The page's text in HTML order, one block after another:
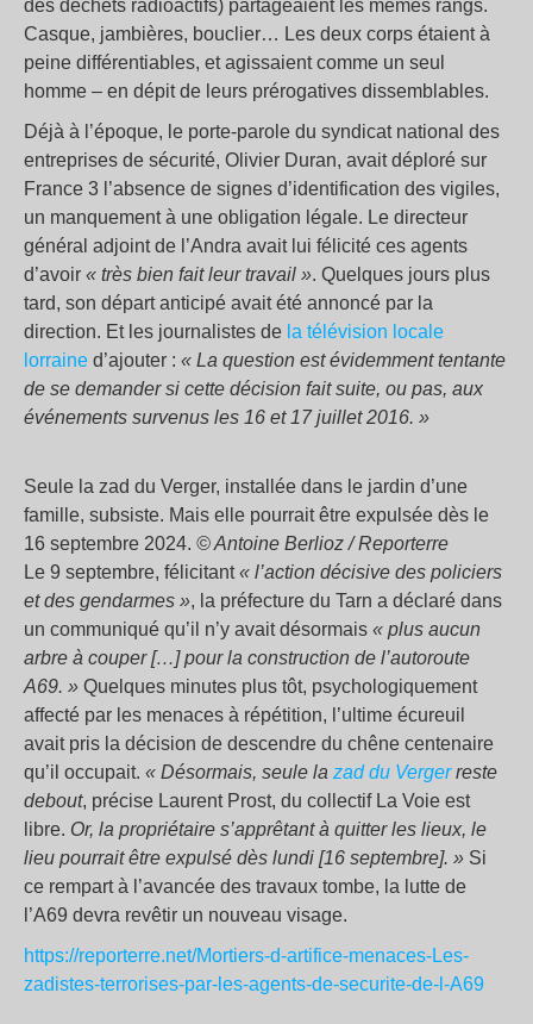
des déchets radioactifs) partageaient les mêmes rangs.
Casque, jambières, bouclier… Les deux corps étaient à
peine différentiables, et agissaient comme un seul
homme – en dépit de leurs prérogatives dissemblables.
Déjà à l’époque, le porte-parole du syndicat national des
entreprises de sécurité, Olivier Duran, avait déploré sur
France 3 l’absence de signes d’identification des vigiles,
un manquement à une obligation légale. Le directeur
général adjoint de l’Andra avait lui félicité ces agents
d’avoir « très bien fait leur travail ». Quelques jours plus
tard, son départ anticipé avait été annoncé par la
direction. Et les journalistes de la télévision locale
lorraine d’ajouter : « La question est évidemment tentante
de se demander si cette décision fait suite, ou pas, aux
événements survenus les 16 et 17 juillet 2016. »
Seule la zad du Verger, installée dans le jardin d’une
famille, subsiste. Mais elle pourrait être expulsée dès le
16 septembre 2024. © Antoine Berlioz / Reporterre
Le 9 septembre, félicitant« l’action décisive des policiers
et des gendarmes », la préfecture du Tarn a déclaré dans
un communiqué qu’il n’y avait désormais « plus aucun
arbre à couper […] pour la construction de l’autoroute
A69. » Quelques minutes plus tôt, psychologiquement
affecté par les menaces à répétition, l’ultime écureuil
avait pris la décision de descendre du chêne centenaire
qu’il occupait. « Désormais, seule la zad du Vergerreste
debout, précise Laurent Prost, du collectif La Voie est
libre. Or, la propriétaire s’apprêtant à quitter les lieux, le
lieu pourrait être expulsé dès lundi [16 septembre]. » Si
ce rempart à l’avancée des travaux tombe, la lutte de
l’A69 devra revêtir un nouveau visage.
https://reporterre.net/Mortiers-d-artifice-menaces-Les-
zadistes-terrorises-par-les-agents-de-securite-de-l-A69